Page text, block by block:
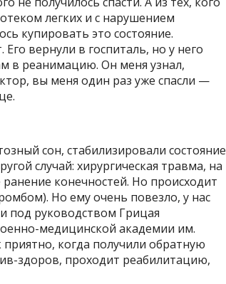
легких и с нарушением
купировать это состояние.
вернули в госпиталь, но у него
в реанимацию. Он меня узнал,
вы меня один раз уже спасли —
сон, стабилизировали состояние
случай: хирургическая травма, на
конечностей. Но происходит
Но ему очень повезло, у нас
под руководством Грицая
медицинской академии им.
когда получили обратную
здоров, проходит реабилитацию,